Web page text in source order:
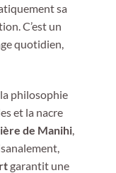
sa
C’est un
quotidien,
philosophie
et la nacre
de Manihi,
garantit une